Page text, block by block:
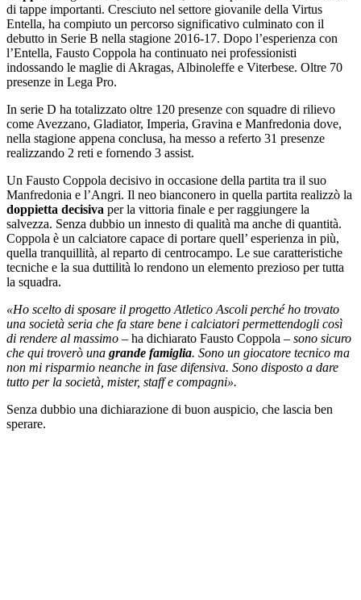
di tappe importanti. Cresciuto nel settore giovanile della Virtus
Entella, ha compiuto un percorso significativo culminato con il
debutto in Serie B nella stagione 2016-17. Dopo l’esperienza con
l’Entella, Fausto Coppola ha continuato nei professionisti
indossando le maglie di Akragas, Albinoleffe e Viterbese. Oltre 70
presenze in Lega Pro.
In serie D ha totalizzato oltre 120 presenze con squadre di rilievo
come Avezzano, Gladiator, Imperia, Gravina e Manfredonia dove,
nella stagione appena conclusa, ha messo a referto 31 presenze
realizzando 2 reti e fornendo 3 assist.
Un Fausto Coppola decisivo in occasione della partita tra il suo
Manfredonia e l’Angri. Il neo bianconero in quella partita realizzò la
doppietta decisiva per la vittoria finale e per raggiungere la
salvezza. Senza dubbio un innesto di qualità ma anche di quantità.
Coppola è un calciatore capace di portare quell’ esperienza in più,
quella tranquillità, al reparto di centrocampo. Le sue caratteristiche
tecniche e la sua duttilità lo rendono un elemento prezioso per tutta
la squadra.
«Ho scelto di sposare il progetto Atletico Ascoli perché ho trovato
una società seria che fa stare bene i calciatori permettendogli così
di rendere al massimo – ha dichiarato Fausto Coppola – sono sicuro
che qui troverò una grande famiglia. Sono un giocatore tecnico ma
non mi risparmio neanche in fase difensiva. Sono disposto a dare
tutto per la società, mister, staff e compagni».
Senza dubbio una dichiarazione di buon auspicio, che lascia ben
sperare.